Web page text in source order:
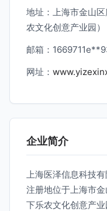
地址：上海市金山
农文化创意产业园）
邮箱：1669711e**
网址：
企业简介
上海医泽信息科技
注册地位于上海市
下乐农文化创意产